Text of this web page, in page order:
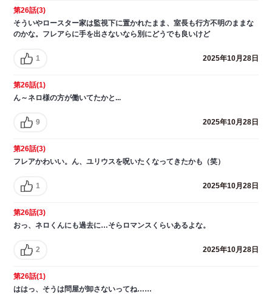
第26話(3)
そういやロースター家は監視下に置かれたまま、室長も行方不明のままな
のかな。フレアらに手を出さないなら別にどうでも良いけど
1 2025年10月28日
第26話(1)
ん～ネロ様の方が働いてたかと...
9 2025年10月28日
第26話(3)
フレアかわいい。ん、ユリウスを呪いたくなってきたかも（笑）
1 2025年10月28日
第26話(3)
おっ、ネロくんにも過去に…そらロマンスくらいあるよな。
2 2025年10月28日
第26話(1)
ははっ、そうは問屋が卸さないってね……